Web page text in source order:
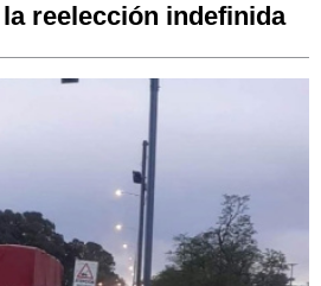
reelección indefinida